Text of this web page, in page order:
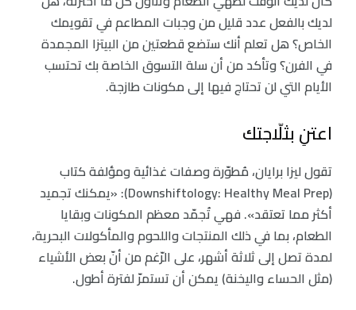
لديك بالفعل عدد قليل من وجبات المطاعم في تقويمك
الخاص؟ هل تعلم أنك ستضع قطعتين من البيتزا المجمدة
في الفرن؟ وتأكد من أن سلة التسوق الخاصة بك تحتسب
الأيام التي لن تحتاج فيها إلى مكونات طازجة.
اعتنِ بثلّاجتك
تقول ليزا برايان، مُطوّرة وصفات غذائية ومؤلفة كتاب
(Downshiftology: Healthy Meal Prep): «يمكنك تجميد
أكثر مما تعتقد». فهي تُجمّد معظم المكونات وبقايا
الطعام، بما في ذلك المنتجات واللحوم والمأكولات البحرية،
لمدة تصل إلى ثلاثة أشهر، على الرّغم من أنّ بعض الأشياء
(مثل الحساء واليخنة) يمكن أن تستمرّ لفترة أطول.